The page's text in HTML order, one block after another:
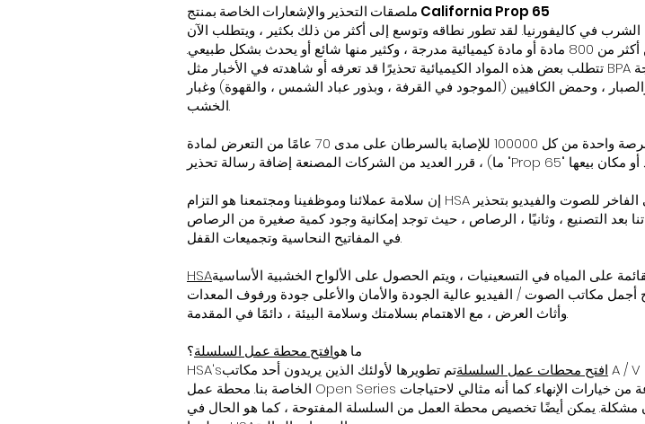
ملصقات التحذير والإشعارات الخاصة بمنتج California Prop 65
لحماية مياه الشرب في كاليفورنيا. لقد تطور نطاقه وتوسع إلى أكثر من ذلك بكثير ، ويتطلب الآن
من الشركات المصنعة إخطار سكان كاليفورنيا بكميات ضئيلة من أكثر من 800 مادة أو مادة كيميائية مدرجة ، وكثير منها شائع أو يحدث بشكل طبيعي.
تتطلب بعض هذه المواد الكيميائية تحذيرًا قد تعرفه أو شاهدته في الأخبار مثل BPA أو عادم الديزل أو الزرنيخ أو الأسبستوس. ومن العناصر الأخرى المدرجة
، وحمض الكافيين (الموجود في القرفة ، وبذور عباد الشمس ، والقهوة) وغبار
الخشب.
نظرًا لانخفاض مستويات المخاطر في القانون (على سبيل المثال ، فرصة واحدة من كل 100000 للإصابة بالسرطان على مدى 70 عامًا من التعرض لمادة
إن سلامة عملائنا وموظفينا ومجتمعنا هو التزام HSA ونقوم بتسمية أثاثنا الخشبي الفاخر للصوت والفيديو بتحذير Prop 65 لكل من Wood Dust و Lead.
بعد التصنيع ، وثانيًا ، الرصاص ، حيث توجد إمكانية وجود كمية صغيرة من الرصاص
في المفاتيح النحاسية وتجميعات القفل.
HSAعلى المياه في التسعينيات ، ويتم الحصول على الألواح الخشبية الأساسية
مكاتب الصوت / الفيديو عالية الجودة والأمان والأعلى جودة ورفوف المعدات
وأثاث العرض ، مع الاهتمام بسلامتك وسلامة البيئة ، دائمًا في المقدمة.
ما هوافتح محطة عمل السلسلة؟
HSA's
افتح محطات عمل السلسلةتم تطويرها لأولئك الذين يريدون أحد مكاتب A / V الأسطورية من HSA بدون العلبة العلوية ذات العلامات التجارية
الخاصة بنا. محطة عمل Open Series جميلة وذات جودة عالية ومتوفرة في مجموعة متنوعة من خيارات الإنهاء. كما أنه مثالي لاحتياجات A / V الخاصة
مشكلة. يمكن أيضًا تخصيص محطة العمل من السلسلة المفتوحة ، كما هو الحال في